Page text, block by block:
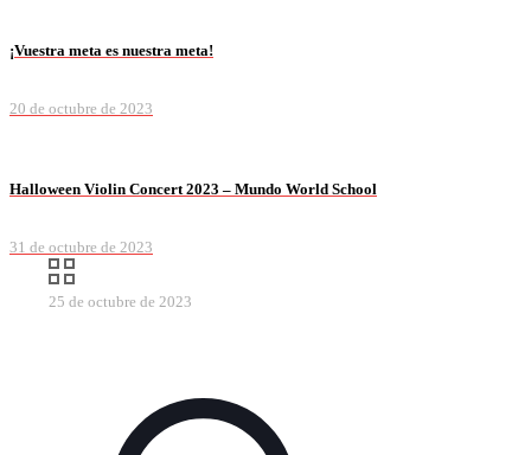
¡Vuestra meta es nuestra meta!
20 de octubre de 2023
Halloween Violin Concert 2023 – Mundo World School
31 de octubre de 2023
25 de octubre de 2023